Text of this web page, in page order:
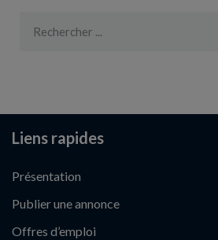
Liens rapides
Présentation
Publier une annonce
Offres d’emploi